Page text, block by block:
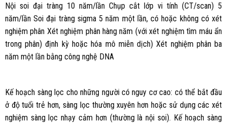
Nội soi đại tràng 10 năm/lần Chụp cắt lớp vi tính (CT/scan) 5
năm/lần Soi đại tràng sigma 5 năm một lần, có hoặc không có xét
nghiệm phân Xét nghiệm phân hàng năm (với xét nghiệm tìm máu ẩn
trong phân) định kỳ hoặc hóa mô miễn dịch) Xét nghiệm phân ba
năm một lần bằng công nghệ DNA
Kế hoạch sàng lọc cho những người có nguy cơ cao: có thể bắt đầu
ở độ tuổi trẻ hơn, sàng lọc thường xuyên hơn hoặc sử dụng các xét
nghiệm sàng lọc nhạy cảm hơn (thường là nội soi). Kế hoạch sàng